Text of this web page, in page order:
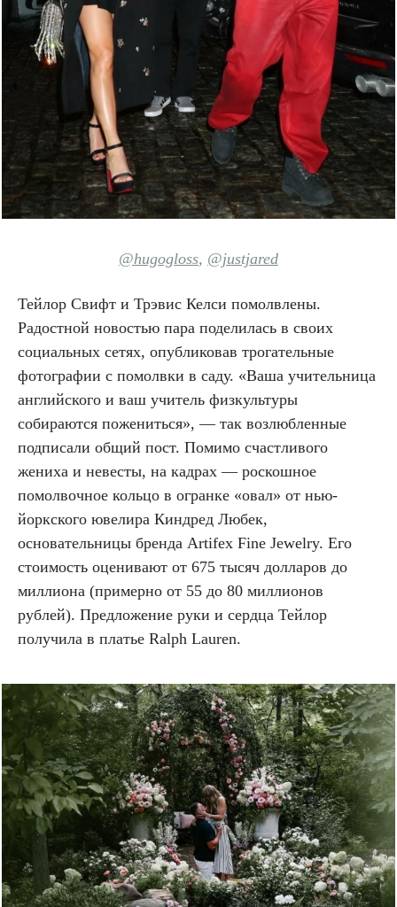
@hugogloss, @justjared
Тейлор Свифт и Трэвис Келси помолвлены.
Радостной новостью пара поделилась в своих
социальных сетях, опубликовав трогательные
фотографии с помолвки в саду. «Ваша учительница
английского и ваш учитель физкультуры
собираются пожениться», — так возлюбленные
подписали общий пост. Помимо счастливого
жениха и невесты, на кадрах — роскошное
помолвочное кольцо в огранке «овал» от нью-
йоркского ювелира Киндред Любек,
основательницы бренда Artifex Fine Jewelry. Его
стоимость оценивают от 675 тысяч долларов до
миллиона (примерно от 55 до 80 миллионов
рублей). Предложение руки и сердца Тейлор
получила в платье Ralph Lauren.